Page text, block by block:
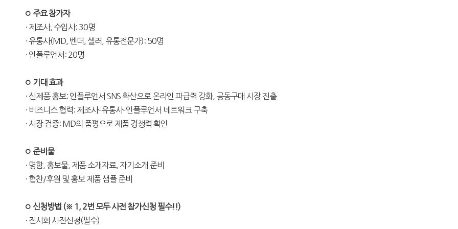
◦ 주요 참가자
· 제조사, 수입사: 30명
· 유통사(MD, 벤더, 셀러, 유통전문가): 50명
· 인플루언서: 20명
◦ 기대 효과
· 신제품 홍보: 인플루언서 SNS 확산으로 온라인 파급력 강화, 공동구매 시장 진출
· 비즈니스 협력: 제조사–유통사–인플루언서 네트워크 구축
· 시장 검증: MD의 품평으로 제품 경쟁력 확인
◦ 준비물
· 명함, 홍보물, 제품 소개자료, 자기소개 준비
· 협찬/후원 및 홍보 제품 샘플 준비
◦ 신청방법 (※ 1, 2번 모두 사전 참가신청 필수!!)
· 전시회 사전신청(필수)